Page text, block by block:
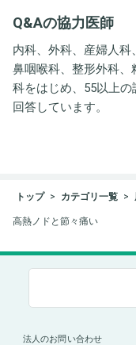
Q&Aの協力医師
内科、外科、産婦人
鼻咽喉科、整形外科、
科をはじめ、55以上
回答しています。
トップ カテゴリ一覧
高熱ノドと節々痛い
法人のお問い合わせ